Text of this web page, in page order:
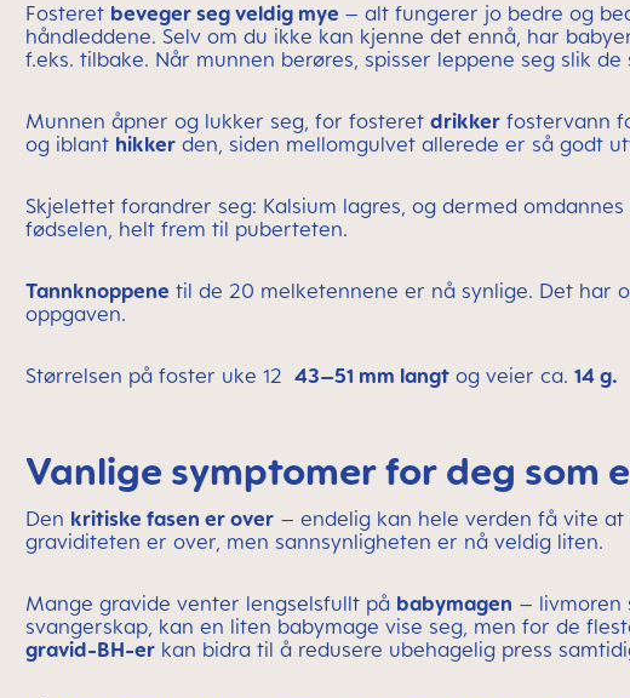
Fosteret beveger seg veldig mye – alt fungerer jo bedre og
håndleddene. Selv om du ikke kan kjenne det ennå, har
f.eks. tilbake. Når munnen berøres, spisser leppene seg slik
Munnen åpner og lukker seg, for fosteret drikker fostervann
og iblant hikker den, siden mellomgulvet allerede er så godt
Skjelettet forandrer seg: Kalsium lagres, og dermed
fødselen, helt frem til puberteten.
Tannknoppene til de 20 melketennene er nå synlige. Det har
oppgaven.
Størrelsen på foster uke 12 43–51 mm langt og veier ca. 14 g.
Vanlige symptomer for deg som
Den kritiske fasen er over – endelig kan hele verden få vite
graviditeten er over, men sannsynligheten er nå veldig liten.
Mange gravide venter lengselsfullt på babymagen – livmoren
svangerskap, kan en liten babymage vise seg, men for de
gravid-BH-er kan bidra til å redusere ubehagelig press